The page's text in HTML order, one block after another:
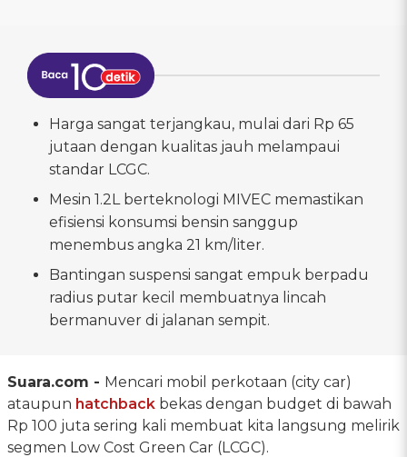
Harga sangat terjangkau, mulai dari Rp 65
jutaan dengan kualitas jauh melampaui
standar LCGC.
Mesin 1.2L berteknologi MIVEC memastikan
efisiensi konsumsi bensin sanggup
menembus angka 21 km/liter.
Bantingan suspensi sangat empuk berpadu
radius putar kecil membuatnya lincah
bermanuver di jalanan sempit.
Suara.com - Mencari mobil perkotaan (city car)
ataupun hatchback bekas dengan budget di bawah
Rp 100 juta sering kali membuat kita langsung melirik
segmen Low Cost Green Car (LCGC).